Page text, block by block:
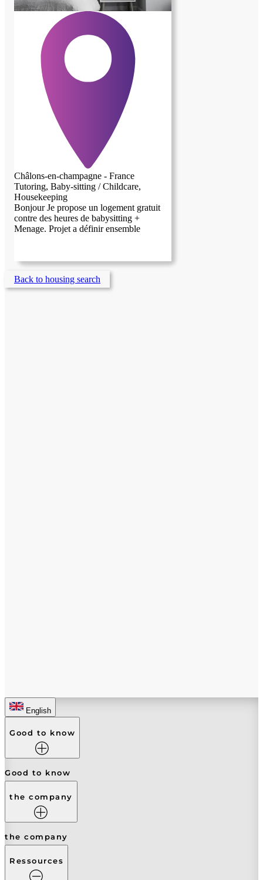
Châlons-en-champagne - France
Tutoring, Baby-sitting / Childcare,
Housekeeping
Bonjour Je propose un logement gratuit
contre des heures de babysitting +
Menage. Projet a définir ensemble
Back to housing search
English
Good to know
Good to know
the company
the company
Ressources